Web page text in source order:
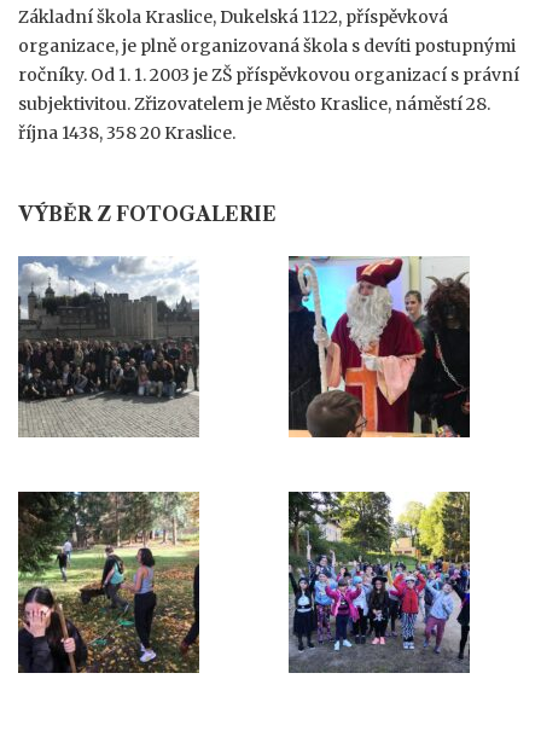
Základní škola Kraslice, Dukelská 1122, příspěvková
organizace, je plně organizovaná škola s devíti postupnými
ročníky. Od 1. 1. 2003 je ZŠ příspěvkovou organizací s právní
subjektivitou. Zřizovatelem je Město Kraslice, náměstí 28.
října 1438, 358 20 Kraslice.
VÝBĚR Z FOTOGALERIE